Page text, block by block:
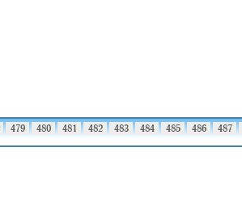
479 480 481 482 483 484 485 486 487